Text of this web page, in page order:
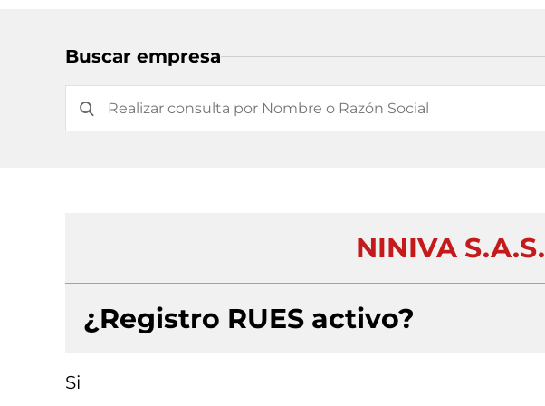
Buscar empresa
NINIVA S.A.S.
¿Registro RUES activo?
Si